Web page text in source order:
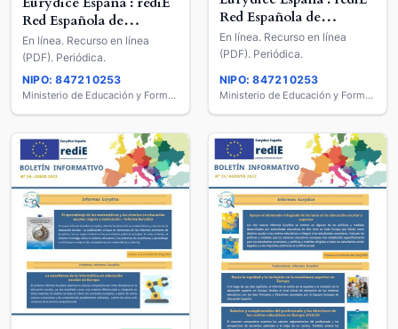
Red Española de
Información sobre
Educación
En línea. Recurso en línea
(PDF). Periódica.
NIPO: 847210253
Ministerio de Educación y Formación Profesional
Red Española de
Información sobre
Educación
En línea. Recurso en línea
(PDF). Periódica.
NIPO: 847210253
Ministerio de Educación y Formación Profesional